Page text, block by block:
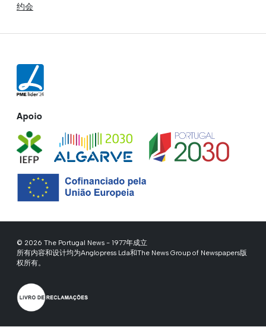
约会
Apoio
© 2026 The Portugal News - 1977年成立
所有内容和设计均为Anglopress Lda和The News Group of Newspapers版
权所有。